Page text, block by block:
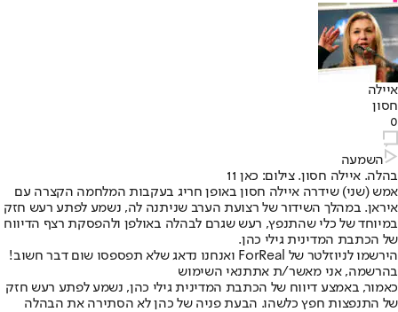
איילה
חסון
0
השמעה
בהלה. איילה חסון. צילום: כאן 11
אמש (שני) שידרה איילה חסון באופן חריג בעקבות המלחמה הקצרה עם
איראן. במהלך השידור של רצועת הערב שניתנה לה, נשמע לפתע רעש חזק
במיוחד של כלי שהתנפץ, רעש שגרם לבהלה באולפן ולהפסקת רצף הדיווח
של הכתבת המדינית גילי כהן.
הירשמו לניוזלטר של ForReal ואנחנו נדאג שלא תפספסו שום דבר חשוב!
בהרשמה, אני מאשר/ת אתתנאי השימוש
כאמור, באמצע דיווח של הכתבת המדינית גילי כהן, נשמע לפתע רעש חזק
של התנפצות חפץ כלשהו. הבעת פניה של כהן לא הסתירה את הבהלה